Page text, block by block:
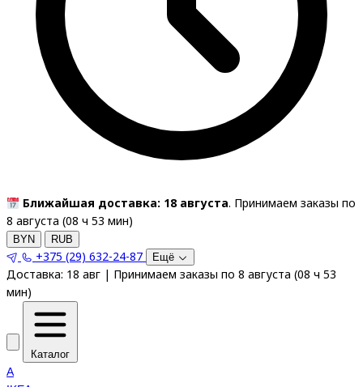
Ближайшая доставка: 18 августа. Принимаем заказы по
8 августа (08 ч 53 мин)
BYN RUB
+375 (29) 632-24-87 Ещё
Доставка: 18 авг | Принимаем заказы по 8 августа (08 ч 53
мин)
Каталог
A